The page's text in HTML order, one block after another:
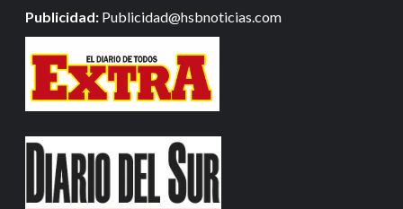
Publicidad: Publicidad@hsbnoticias.com